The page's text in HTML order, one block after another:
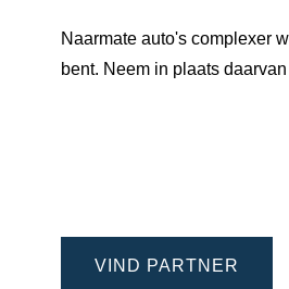
Naarmate auto's complexer
bent. Neem in plaats
VIND PARTNER